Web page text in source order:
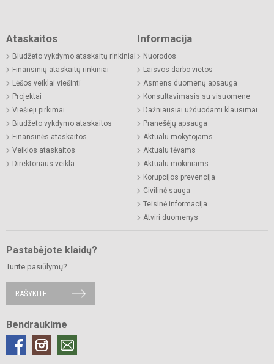
Ataskaitos
Biudžeto vykdymo ataskaitų rinkiniai
Finansinių ataskaitų rinkiniai
Lėšos veiklai viešinti
Projektai
Viešieji pirkimai
Biudžeto vykdymo ataskaitos
Finansinės ataskaitos
Veiklos ataskaitos
Direktoriaus veikla
Informacija
Nuorodos
Laisvos darbo vietos
Asmens duomenų apsauga
Konsultavimasis su visuomene
Dažniausiai užduodami klausimai
Pranešėjų apsauga
Aktualu mokytojams
Aktualu tėvams
Aktualu mokiniams
Korupcijos prevencija
Civilinė sauga
Teisinė informacija
Atviri duomenys
Pastabėjote klaidų?
Turite pasiūlymų?
RAŠYKITE
Bendraukime